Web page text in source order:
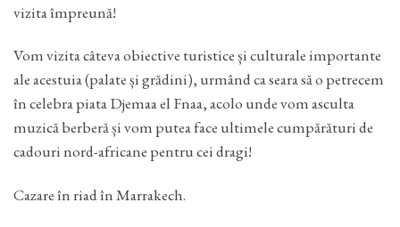
vizita împreună!
Vom vizita câteva obiective turistice și culturale importante
ale acestuia (palate și grădini), urmând ca seara să o petrecem
în celebra piata Djemaa el Fnaa, acolo unde vom asculta
muzică berberă și vom putea face ultimele cumpărături de
cadouri nord-africane pentru cei dragi!
Cazare în riad în Marrakech.